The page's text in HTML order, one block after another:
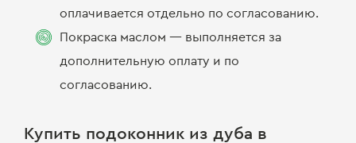
оплачивается отдельно по согласованию.
Покраска маслом — выполняется за
дополнительную оплату и по
согласованию.
Купить подоконник из дуба в